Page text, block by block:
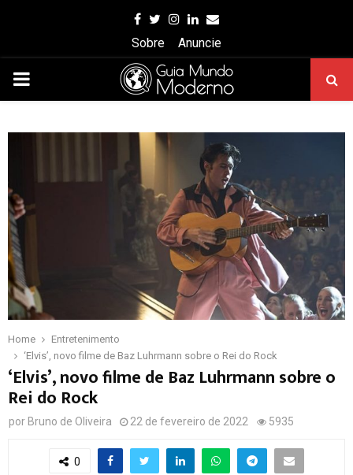
Facebook
Twitter
Instagram
Linkedin
Email
Sobre
Anuncie
PRIMARY
Home
Entretenimento
‘Elvis’, novo filme de Baz Luhrmann sobre o Rei do Rock
‘Elvis’, novo filme de Baz Luhrmann sobre o
Rei do Rock
por Bruno de Oliveira 22 de fevereiro de 2022 5935
0